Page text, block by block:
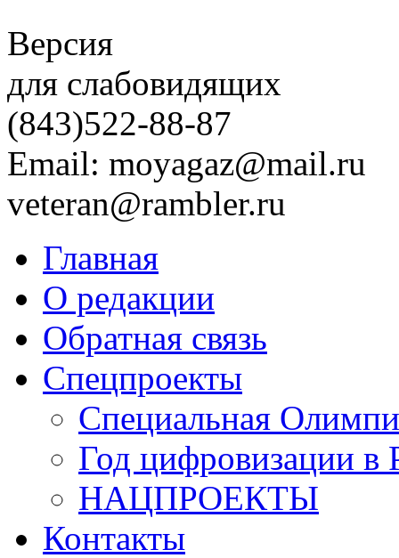
Версия
для слабовидящих
(843)522-88-87
Email: moyagaz@mail.ru
veteran@rambler.ru
Главная
О редакции
Обратная связь
Спецпроекты
Специальная
Год цифровизации в
НАЦПРОЕКТЫ
Контакты